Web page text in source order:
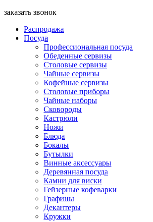
заказать звонок
Распродажа
Посуда
Профессиональная посуда
Обеденные сервизы
Столовые сервизы
Чайные сервизы
Кофейные сервизы
Столовые приборы
Чайные наборы
Сковороды
Кастрюли
Ножи
Блюда
Бокалы
Бутылки
Винные аксессуары
Деревянная посуда
Камни для виски
Гейзерные кофеварки
Графины
Декантеры
Кружки